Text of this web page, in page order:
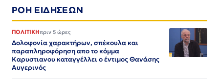
ΡΟΗ ΕΙΔΗΣΕΩΝ
ΠΟΛΙΤΙΚΗπριν 5 ώρες
Δολοφονία χαρακτήρων, σπέκουλα και
παραπληροφόρηση απο το κόμμα
Καρυστιανου καταγγέλλει ο έντιμος Θανάσης
Αυγερινός